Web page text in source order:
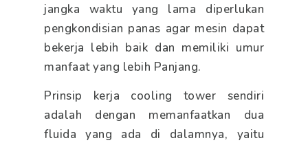
jangka waktu yang lama diperlukan
pengkondisian panas agar mesin dapat
bekerja lebih baik dan memiliki umur
manfaat yang lebih Panjang.
Prinsip kerja cooling tower sendiri
adalah dengan memanfaatkan dua
fluida yang ada di dalamnya, yaitu